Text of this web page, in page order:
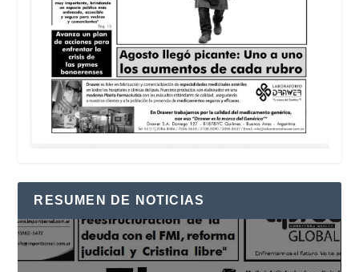
RESUMEN DE NOTICIAS
Reproductor
de
vídeo